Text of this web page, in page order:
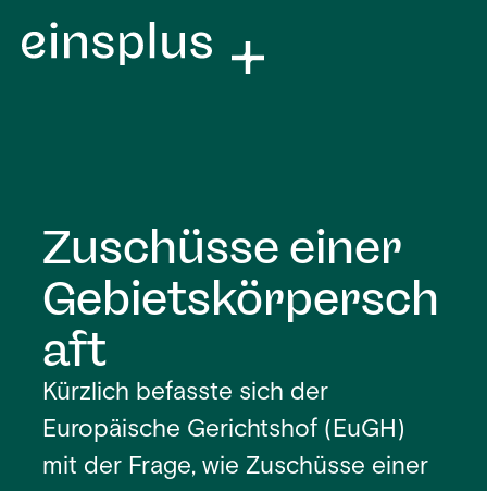
Zuschüsse einer
Gebietskörpersch
aft
Kürzlich befasste sich der
Europäische Gerichtshof (EuGH)
mit der Frage, wie Zuschüsse einer